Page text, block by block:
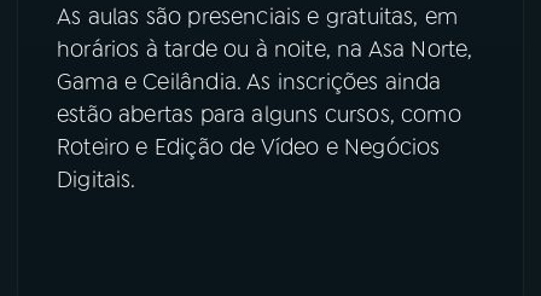
As aulas são presenciais e gratuitas, em
horários à tarde ou à noite, na Asa Norte,
Gama e Ceilândia. As inscrições ainda
estão abertas para alguns cursos, como
Roteiro e Edição de Vídeo e Negócios
Digitais.